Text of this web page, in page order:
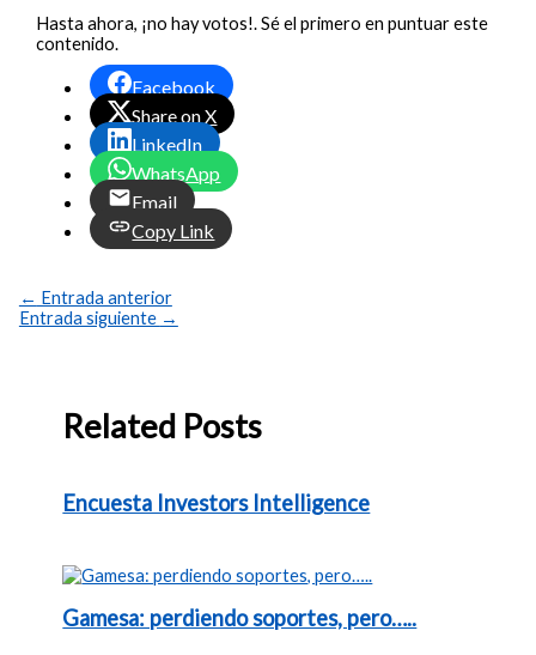
Hasta ahora, ¡no hay votos!. Sé el primero en puntuar este
contenido.
Facebook
Share on X
LinkedIn
WhatsApp
Email
Copy Link
← Entrada anterior
Entrada siguiente →
Related Posts
Encuesta Investors Intelligence
Gamesa: perdiendo soportes, pero…..